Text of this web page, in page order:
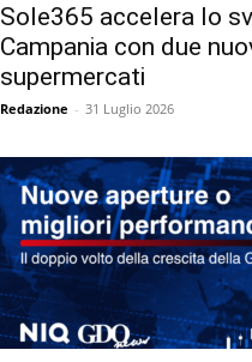
Sole365 accelera lo
Campania con due
supermercati
Redazione - 31 Luglio 2026